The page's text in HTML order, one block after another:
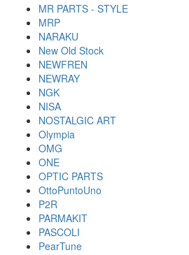
MR PARTS - STYLE
MRP
NARAKU
New Old Stock
NEWFREN
NEWRAY
NGK
NISA
NOSTALGIC ART
Olympia
OMG
ONE
OPTIC PARTS
OttoPuntoUno
P2R
PARMAKIT
PASCOLI
PearTune